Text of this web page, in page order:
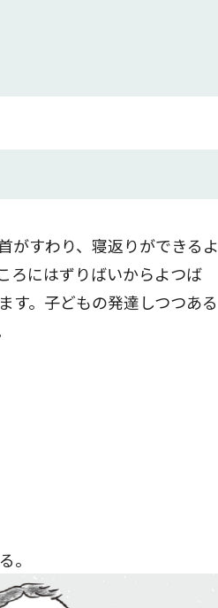
がすわり、寝返りができるよ
ろにはずりばいからよつば
す。子どもの発達しつつある
。